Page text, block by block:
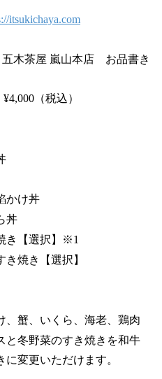
itsukichaya.com
木茶屋 嵐山本店 お品書き
（税込）
かけ丼
丼
き【選択】※1
き焼き【選択】
、蟹、いくら、海老、鶏肉
と冬野菜のすき焼きを和牛
変更いただけます。